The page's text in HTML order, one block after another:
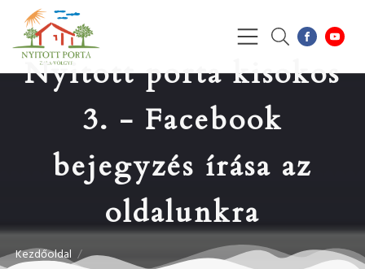
Nyitott porta kisokos
3. - Facebook
bejegyzés írása az
oldalunkra
Kezdőoldal /